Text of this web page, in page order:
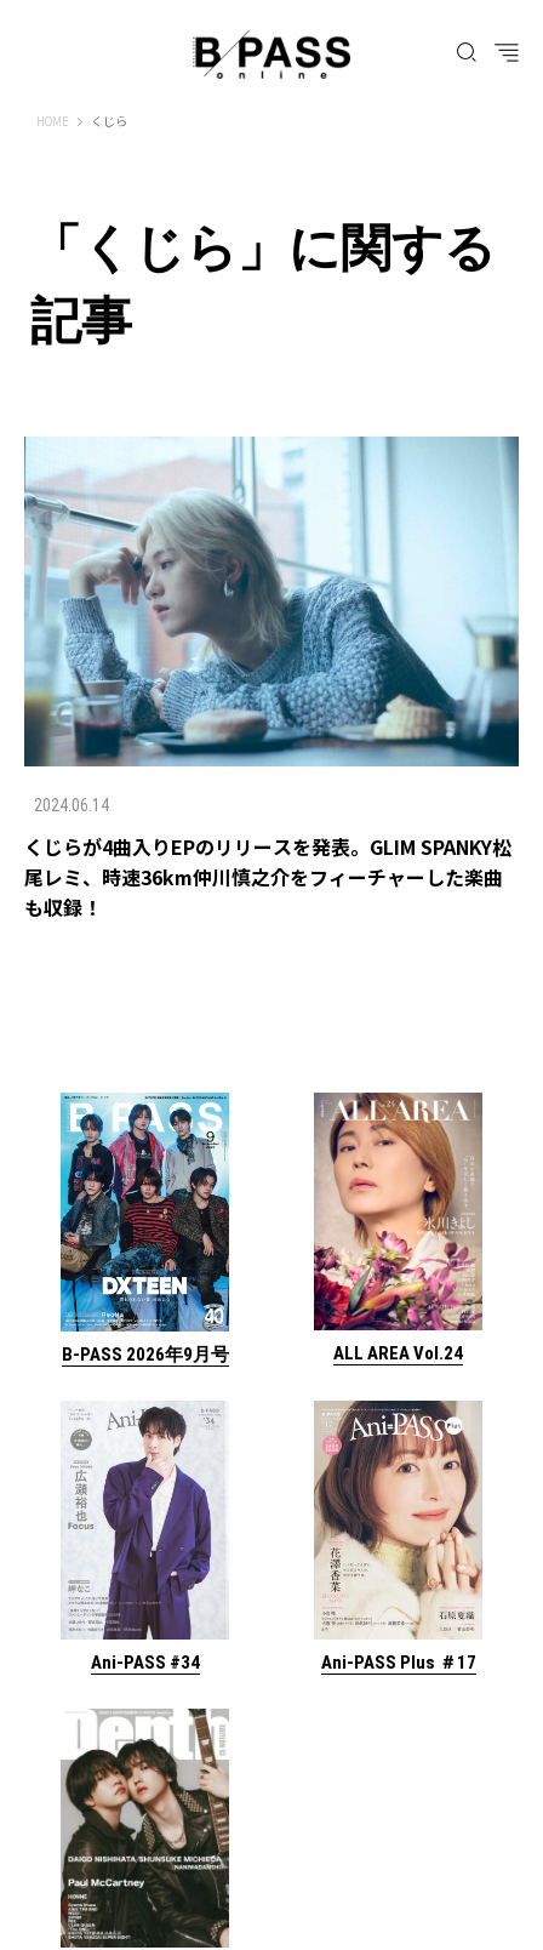
HOME B-PASS ONLINE
くじら
「くじら」に関する
記事
2024.06.14
くじらが4曲入りEPのリリースを発表。GLIM SPANKY松
尾レミ、時速36km仲川慎之介をフィーチャーした楽曲
も収録！
B-PASS 2026年9月号 ALL AREA Vol.24
Ani-PASS #34 Ani-PASS Plus ＃17